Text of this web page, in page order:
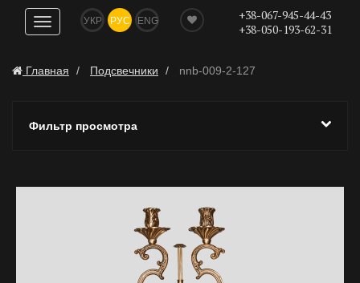
Показать
навигацию
УКР РУС ENG
+38-067-945-44-43
+38-050-193-62-31
Главная Подсвечники nnb-009-2-127
Фильтр просмотра